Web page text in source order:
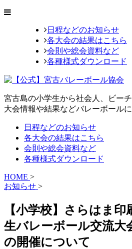
日程などのお知らせ
各大会の結果はこちら
会則や総会資料など
各種様式ダウンロード
宮古島の小学生から社会人、ビー
大会情報や結果などバレーボール
日程などのお知らせ
各大会の結果はこちら
会則や総会資料など
各種様式ダウンロード
HOME >
お知らせ >
【小学校】さらはま印
生バレーボール交流大
の開催について